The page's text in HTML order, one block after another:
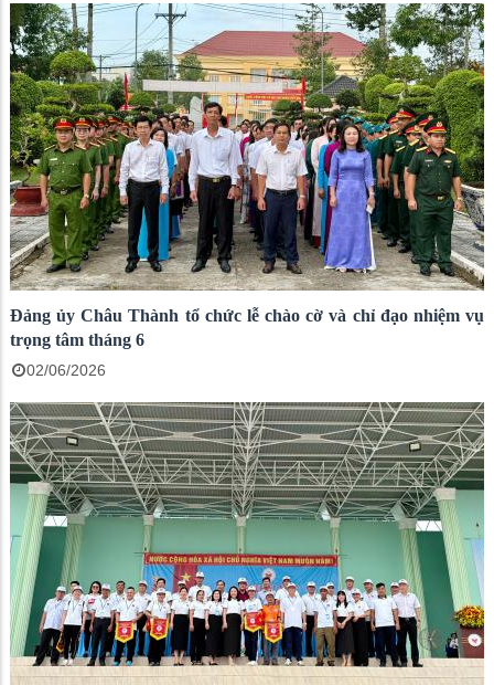
Đảng ủy Châu Thành tổ chức lễ chào cờ và chỉ đạo nhiệm vụ
trọng tâm tháng 6
02/06/2026